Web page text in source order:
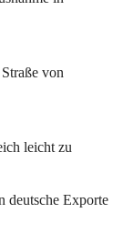
von
leicht zu
deutsche Exporte